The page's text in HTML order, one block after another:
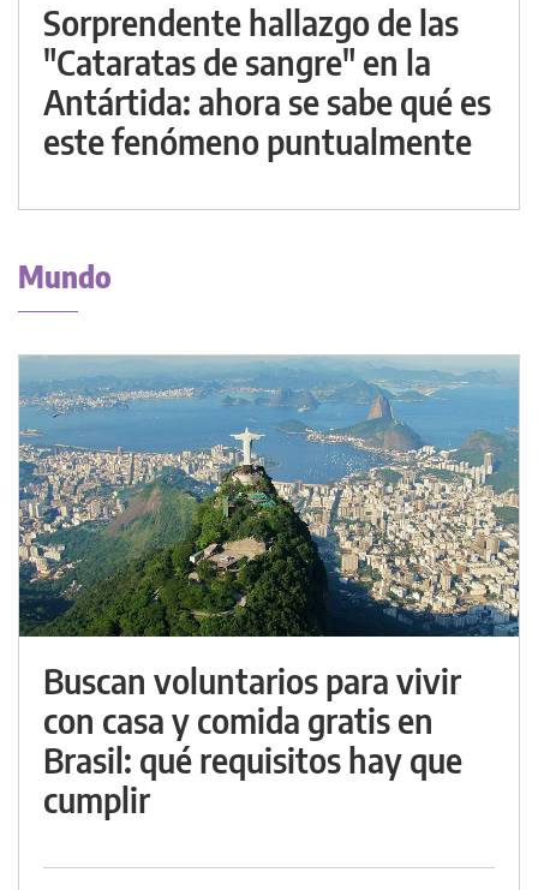
Sorprendente hallazgo de las
"Cataratas de sangre" en la
Antártida: ahora se sabe qué es
este fenómeno puntualmente
Mundo
Buscan voluntarios para vivir
con casa y comida gratis en
Brasil: qué requisitos hay que
cumplir